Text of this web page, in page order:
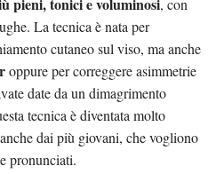
, con
La tecnica è nata per
cutaneo sul viso, ma anche
oppure per correggere asimmetrie
date da un dimagrimento
tecnica è diventata molto
dai più giovani, che vogliono
pronunciati.